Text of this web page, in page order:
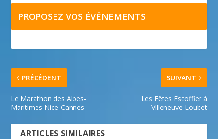
PROPOSEZ VOS ÉVÉNEMENTS
PRÉCÉDENT
Le Marathon des Alpes-
Maritimes Nice-Cannes
SUIVANT
Les Fêtes Escoffier à
Villeneuve-Loubet
ARTICLES SIMILAIRES